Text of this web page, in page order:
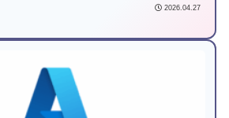
2026.04.27